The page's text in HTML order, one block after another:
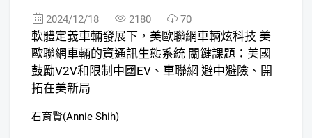
2024/12/18 2180 70
軟體定義車輛發展下，美歐聯網車輛炫科技 美
歐聯網車輛的資通訊生態系統 關鍵課題：美國
鼓勵V2V和限制中國EV、車聯網 避中避險、開
拓在美新局
石育賢(Annie Shih)